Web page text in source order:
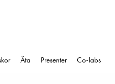
Äta Presenter Co-labs